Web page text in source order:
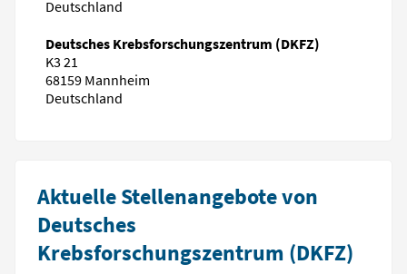
Deutschland
Deutsches Krebsforschungszentrum (DKFZ)
K3 21
68159 Mannheim
Deutschland
Aktuelle Stellenangebote von
Deutsches
Krebsforschungszentrum (DKFZ)